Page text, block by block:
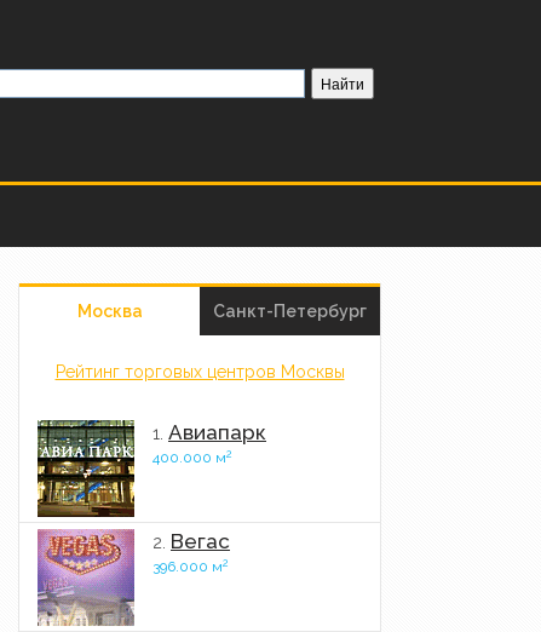
Москва Санкт-Петербург
Рейтинг торговых центров Москвы
1. Авиапарк
400.000 м2
2. Вегас
396.000 м2